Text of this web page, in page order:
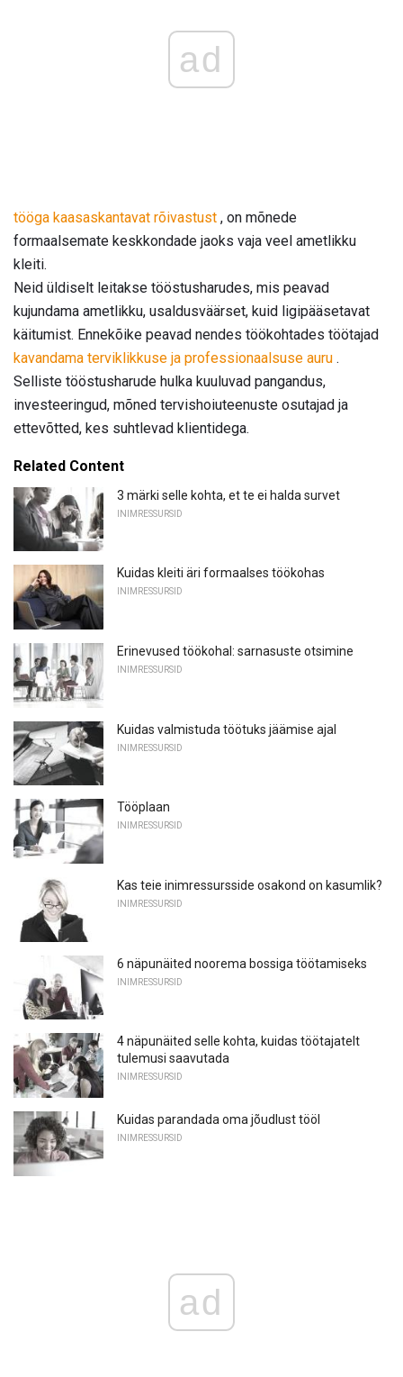
ad
tööga kaasaskantavat rõivastust , on mõnede
formaalsemate keskkondade jaoks vaja veel ametlikku
kleiti.
Neid üldiselt leitakse tööstusharudes, mis peavad
kujundama ametlikku, usaldusväärset, kuid ligipääsetavat
käitumist. Ennekõike peavad nendes töökohtades töötajad
kavandama terviklikkuse ja professionaalsuse auru .
Selliste tööstusharude hulka kuuluvad pangandus,
investeeringud, mõned tervishoiuteenuste osutajad ja
ettevõtted, kes suhtlevad klientidega.
Related Content
3 märki selle kohta, et te ei halda survet
INIMRESSURSID
Kuidas kleiti äri formaalses töökohas
INIMRESSURSID
Erinevused töökohal: sarnasuste otsimine
INIMRESSURSID
Kuidas valmistuda töötuks jäämise ajal
INIMRESSURSID
Tööplaan
INIMRESSURSID
Kas teie inimressursside osakond on kasumlik?
INIMRESSURSID
6 näpunäited noorema bossiga töötamiseks
INIMRESSURSID
4 näpunäited selle kohta, kuidas töötajatelt
tulemusi saavutada
INIMRESSURSID
Kuidas parandada oma jõudlust tööl
INIMRESSURSID
ad